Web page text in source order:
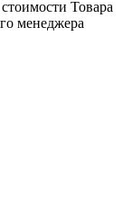
Товара
менеджера